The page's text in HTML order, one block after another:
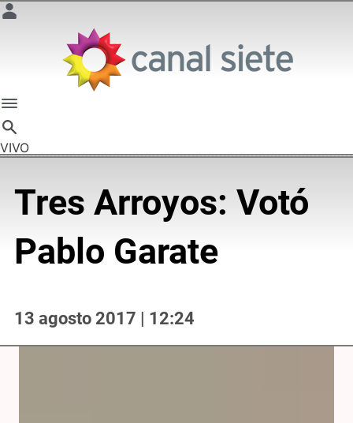
VIVO
Tres Arroyos: Votó
Pablo Garate
13 agosto 2017 | 12:24